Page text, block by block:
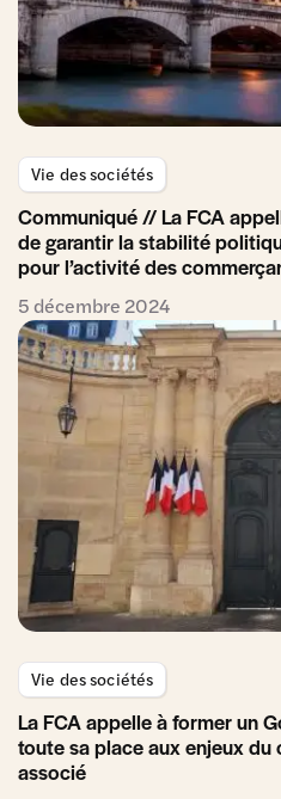
Vie des sociétés
Communiqué // La FCA
de garantir la stabilité
pour l’activité des
5 décembre 2024
Vie des sociétés
La FCA appelle à former un
toute sa place aux enjeux
associé